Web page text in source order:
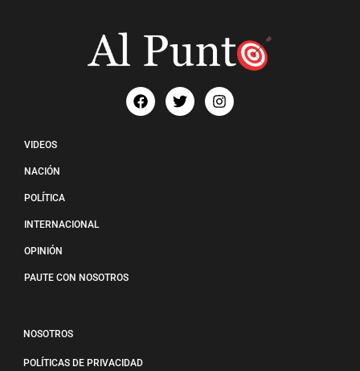
VIDEOS
NACIÓN
POLÍTICA
INTERNACIONAL
OPINIÓN
PAUTE CON NOSOTROS
NOSOTROS
POLÍTICAS DE PRIVACIDAD